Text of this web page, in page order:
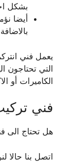
بشكل
أيضا
يعمل فني
التي تحتاجون
الكاميرات أو
فني
هل تحتاج الى
اتصل بنا حالا